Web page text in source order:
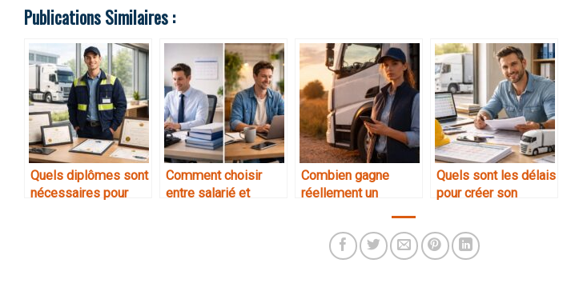
Publications Similaires :
Quels diplômes sont
nécessaires pour
Comment choisir
entre salarié et
Combien gagne
réellement un
débutant
Quels sont les délais
pour créer son